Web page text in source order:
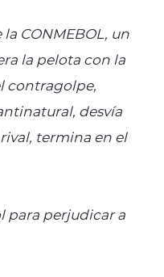
CONMEBOL, un
la pelota con la
contragolpe,
desvía
termina en el
para perjudicar a